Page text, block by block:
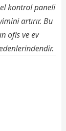
kontrol paneli
artırır. Bu
ofis ve ev